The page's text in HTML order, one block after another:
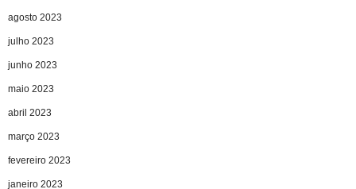
agosto 2023
julho 2023
junho 2023
maio 2023
abril 2023
março 2023
fevereiro 2023
janeiro 2023